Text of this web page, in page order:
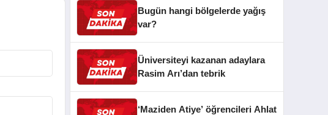
Bugün hangi bölgelerde yağış
var?
Üniversiteyi kazanan adaylara
Rasim Arı’dan tebrik
‘Maziden Atiye’ öğrencileri Ahlat